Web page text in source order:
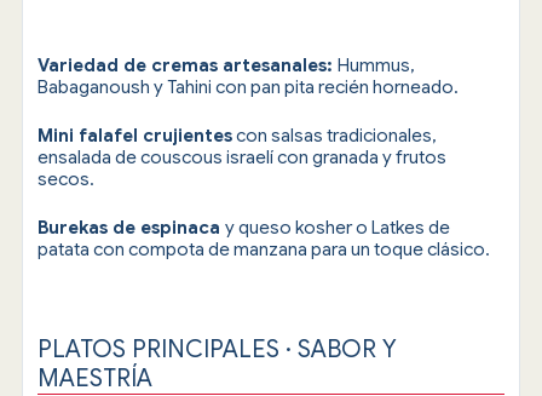
Variedad de cremas artesanales: Hummus,
Babaganoush y Tahini con pan pita recién horneado.
Mini falafel crujientescon salsas tradicionales,
ensalada de couscous israelí con granada y frutos
secos.
Burekas de espinaca y queso kosher o Latkes de
patata con compota de manzana para un toque clásico.
PLATOS PRINCIPALES · SABOR Y
MAESTRÍA